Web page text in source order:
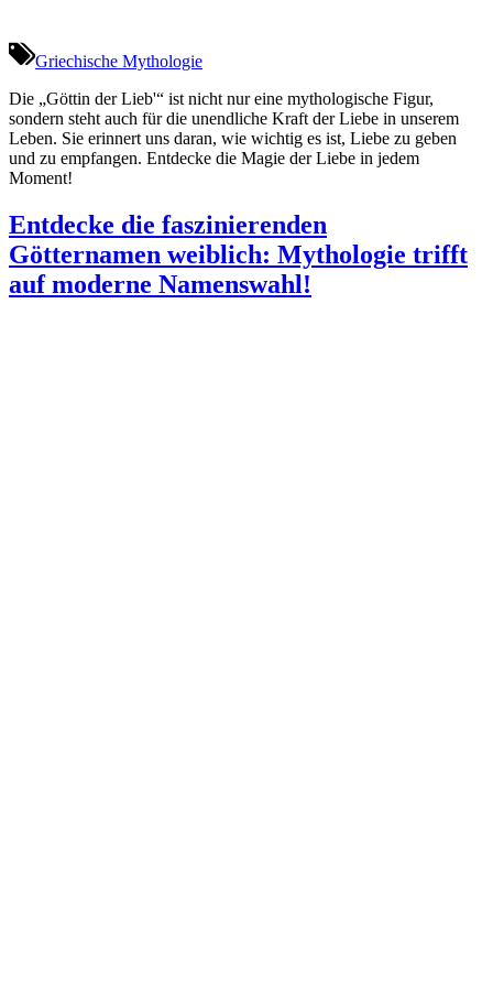
Griechische Mythologie
Die „Göttin der Lieb'“ ist nicht nur eine mythologische Figur,
sondern steht auch für die unendliche Kraft der Liebe in unserem
Leben. Sie erinnert uns daran, wie wichtig es ist, Liebe zu geben
und zu empfangen. Entdecke die Magie der Liebe in jedem
Moment!
Entdecke die faszinierenden
Götternamen weiblich: Mythologie trifft
auf moderne Namenswahl!